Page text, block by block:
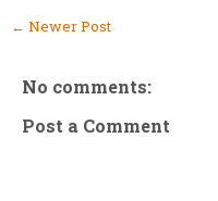
← Newer Post
No comments:
Post a Comment